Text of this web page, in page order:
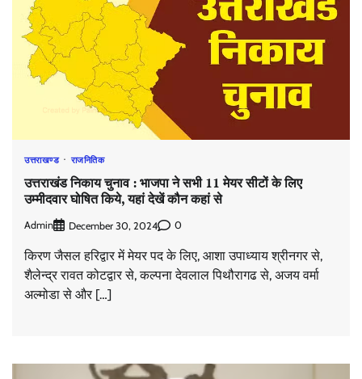
उत्तराखण्ड राजनितिक
उत्तराखंड निकाय चुनाव : भाजपा ने सभी 11 मेयर सीटों के लिए
उम्मीदवार घोषित किये, यहां देखें कौन कहां से
Admin December 30, 2024 0
किरण जैसल हरिद्वार में मेयर पद के लिए, आशा उपाध्याय श्रीनगर से,
शैलेन्द्र रावत कोटद्वार से, कल्पना देवलाल पिथौरागढ से, अजय वर्मा
अल्मोडा से और […]